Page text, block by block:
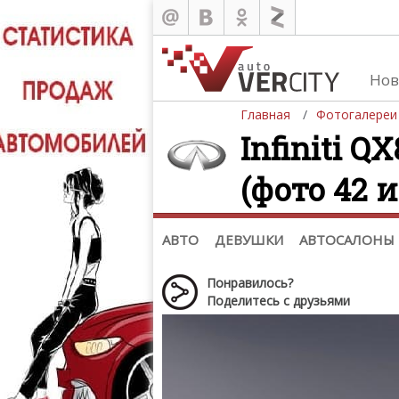
Главная Фотогалереи
Infiniti
(фото 42
АВТО ДЕВУШКИ АВТОСАЛОНЫ
Автомобили
Последние добавления
Список марок
(+1102)
Понравилось?
Поделитесь с друзьями